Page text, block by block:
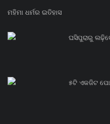
ମହିମା ଧର୍ମର ଇତିହାସ
ଘସିପୁରାରୁ
୫ଟି ଏକଜିଟ